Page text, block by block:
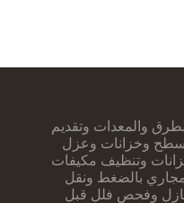
والمعدات وتقديم
وخزانات وعزل
وتنظيف مكيفات
بالضغط ونقل
وفحص فلل قبل